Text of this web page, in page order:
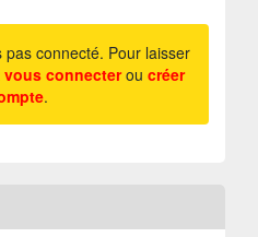
pas connecté. Pour laisser
vous connecterou créer
.